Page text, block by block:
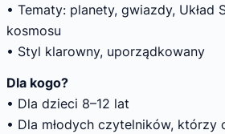
• Tematy: planety, gwiazdy, Układ
kosmosu
• Styl klarowny, uporządkowany
Dla kogo?
• Dla dzieci 8–12 lat
• Dla młodych czytelników, którzy